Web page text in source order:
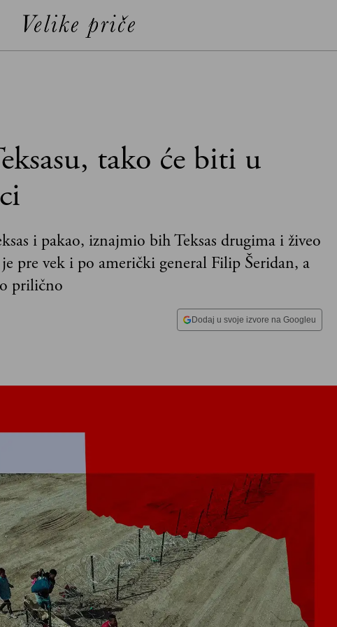
tako će biti u
i pakao, iznajmio bih Teksas drugima i živeo
pre vek i po američki general Filip Šeridan, a
prilično
Dodaj u svoje izvore na Googleu